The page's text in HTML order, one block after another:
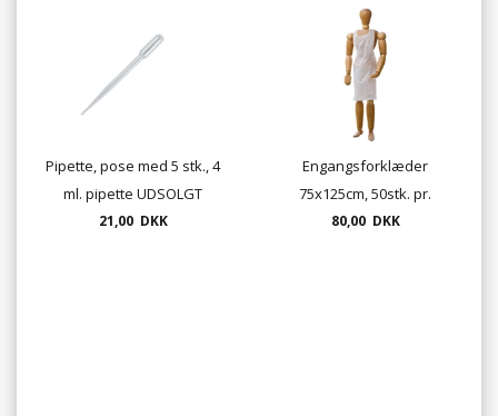
Pipette, pose med 5 stk., 4
ml. pipette UDSOLGT
21,00 DKK
Engangsforklæder
75x125cm, 50stk. pr.
pakke
80,00 DKK